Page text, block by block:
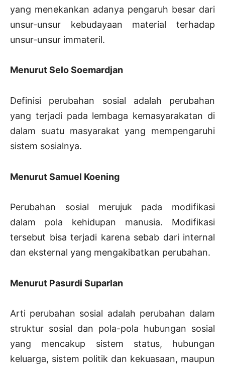
yang menekankan adanya pengaruh besar dari
unsur-unsur kebudayaan material terhadap
unsur-unsur immateril.
Menurut Selo Soemardjan
Definisi perubahan sosial adalah perubahan
yang terjadi pada lembaga kemasyarakatan di
dalam suatu masyarakat yang mempengaruhi
sistem sosialnya.
Menurut Samuel Koening
Perubahan sosial merujuk pada modifikasi
dalam pola kehidupan manusia. Modifikasi
tersebut bisa terjadi karena sebab dari internal
dan eksternal yang mengakibatkan perubahan.
Menurut Pasurdi Suparlan
Arti perubahan sosial adalah perubahan dalam
struktur sosial dan pola-pola hubungan sosial
yang mencakup sistem status, hubungan
keluarga, sistem politik dan kekuasaan, maupun